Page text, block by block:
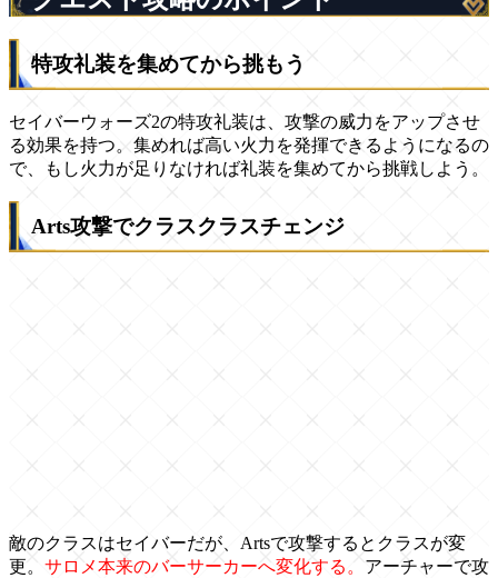
特攻礼装を集めてから挑もう
セイバーウォーズ2の特攻礼装は、攻撃の威力をアップさせ
る効果を持つ。集めれば高い火力を発揮できるようになるの
で、もし火力が足りなければ礼装を集めてから挑戦しよう。
Arts攻撃でクラスクラスチェンジ
敵のクラスはセイバーだが、Artsで攻撃するとクラスが変
更。 サロメ本来のバーサーカーへ変化する。 アーチャーで攻